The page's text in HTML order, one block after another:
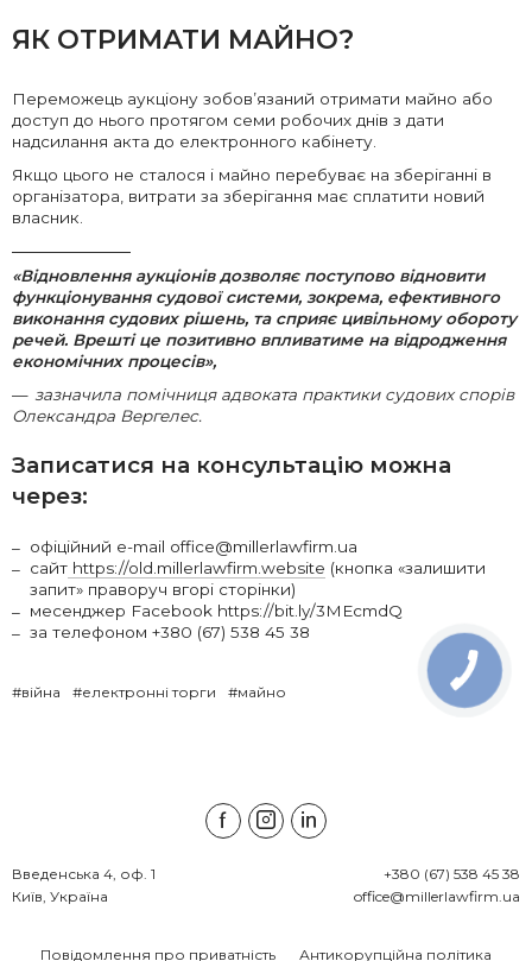
ЯК ОТРИМАТИ МАЙНО?
Переможець аукціону зобов’язаний отримати майно або
доступ до нього протягом семи робочих днів з дати
надсилання акта до електронного кабінету.
Якщо цього не сталося і майно перебуває на зберіганні в
організатора, витрати за зберігання має сплатити новий
власник.
«Відновлення аукціонів дозволяє поступово відновити
функціонування судової системи, зокрема, ефективного
виконання судових рішень, та сприяє цивільному обороту
речей. Врешті це позитивно впливатиме на відродження
економічних процесів»,
зазначила помічниця адвоката практики судових спорів
Олександра Вергелес.
Записатися на консультацію можна
через:
офіційний e-mail office@millerlawfirm.ua
сайт https://old.millerlawfirm.website (кнопка «залишити
запит» праворуч вгорі сторінки)
месенджер Facebook https://bit.ly/3MEcmdQ
за телефоном +380 (67) 538 45 38
#війна #електронні торги #майно
Введенська 4, оф. 1
Київ, Україна
+380 (67) 538 45 38
office@millerlawfirm.ua
Повідомлення про приватність Антикорупційна політика